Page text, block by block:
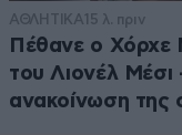
ΑΘΛΗΤΙΚΑ15 λ. πριν
Πέθανε ο Χόρχε
του Λιονέλ Μέσι
ανακοίνωση της